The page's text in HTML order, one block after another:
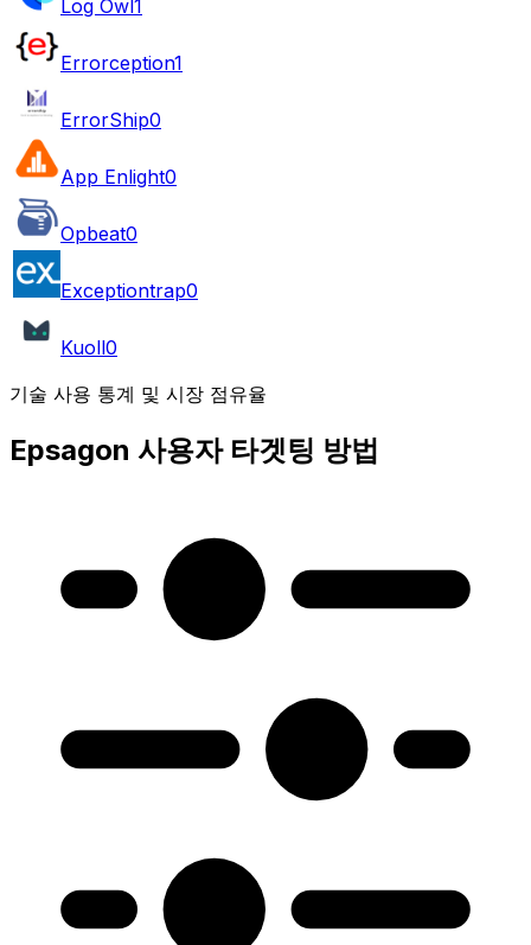
Log Owl 1
Errorception1
ErrorShip0
App Enlight0
Opbeat0
Exceptiontrap0
Kuoll0
기술 사용 통계 및 시장 점유율
Epsagon 사용자 타겟팅 방법